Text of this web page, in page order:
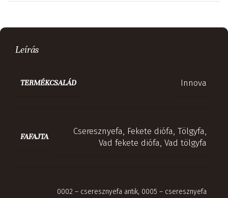
Leírás
TERMÉKCSALÁD Innova
FAFAJTA
Cseresznyefa, Fekete diófa, Tölgyfa,
Vad fekete diófa, Vad tölgyfa
0002 – cseresznyefa antik, 0005 – cseresznyefa